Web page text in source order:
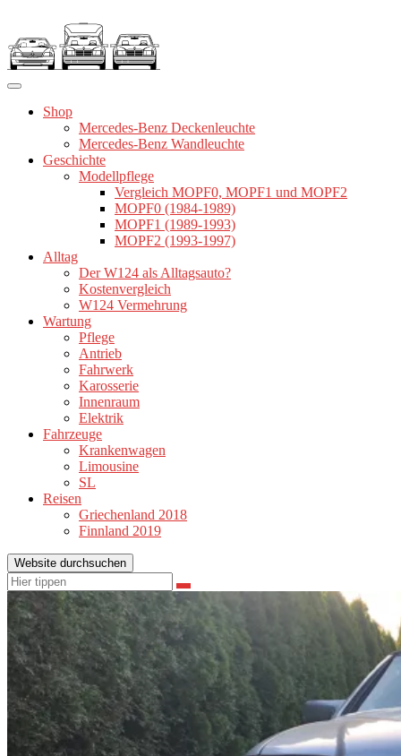
springen
Shop
Mercedes-Benz Deckenleuchte
Mercedes-Benz Wandleuchte
Geschichte
Modellpflege
Vergleich MOPF0, MOPF1 und MOPF2
MOPF0 (1984-1989)
MOPF1 (1989-1993)
MOPF2 (1993-1997)
Alltag
Der W124 als Alltagsauto?
Kostenvergleich
W124 Vermehrung
Wartung
Pflege
Antrieb
Fahrwerk
Karosserie
Innenraum
Elektrik
Fahrzeuge
Krankenwagen
Limousine
SL
Reisen
Griechenland 2018
Finnland 2019
Website durchsuchen
Suchen
nach:
Suchen